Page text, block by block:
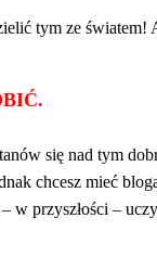
tym ze światem!
się nad tym
chcesz mieć
przyszłości –